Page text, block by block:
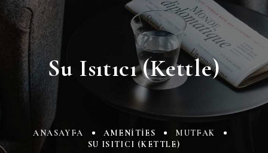
Su Isıtıcı (Kettle)
ANASAYFA AMENITIES
MUTFAK
SU ISITICI (KETTLE)